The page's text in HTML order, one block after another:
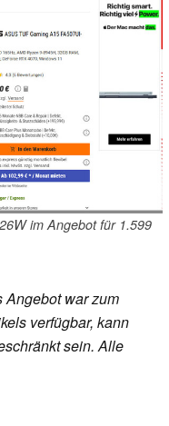
im Angebot für 1.599
war zum
verfügbar, kann
sein. Alle